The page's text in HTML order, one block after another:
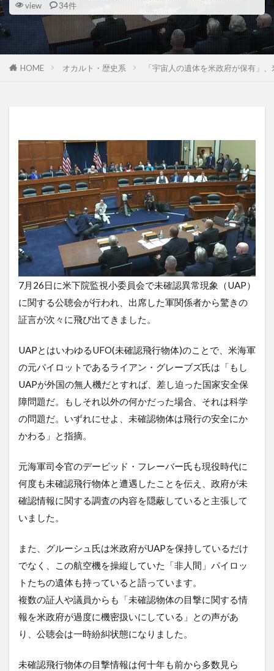
view
34件
HOME オカルト・歴史系 「宇宙人の遺体を米政府が保有」
7月26日に米下院監視小委員会で未確認異常現象（UAP）
に関する公聴会が行われ、出席した軍関係者から驚きの
証言が次々に飛び出てきました。
UAPとはいわゆるUFO(未確認飛行物体)のことで、米海軍
の元パイロットであるライアン・グレーブズ氏は「もし
UAPが外国の無人機だとすれば、差し迫った国家安全保
障問題だ。もしそれ以外の何かだった場合、それは科学
の問題だ。いずれにせよ、未確認物体は飛行の安全にか
かわる」と指摘。
元海軍司令官のデービッド・フレーバー氏も現役時代に
何度も未確認飛行物体と遭遇したことを伝え、政府が未
確認情報に関する調査の内容を隠蔽していると主張して
いました。
また、グルーシュ氏は米政府がUAPを保持しているだけ
でなく、この航空機を操縦していた「非人間」パイロッ
トたちの遺体も持っていると語っています。
複数の証人や議員からも「未確認物体の目撃に関する情
報を米政府が過度に機密扱いにしている」との声があ
り、公聴会は一時紛糾状態になりました。
未確認飛行物体の目撃情報は何十年も前から多数見ら